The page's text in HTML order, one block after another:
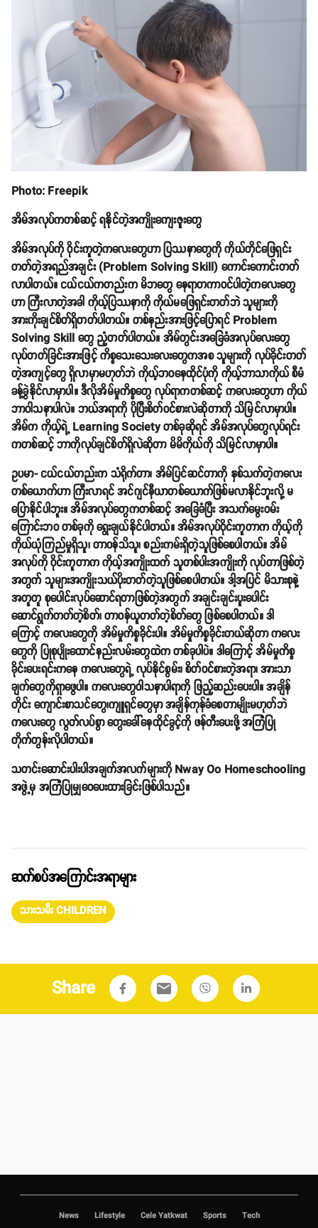
Photo: Freepik
အိမ်အလုပ်ကတစ်ဆင့် ရနိုင်တဲ့အကျိုးကျေးဇူးတွေ
အိမ်အလုပ်ကို ဝိုင်းကူတဲ့ကလေးတွေဟာ ပြဿနာတွေကို ကိုယ်တိုင်ဖြေရှင်း
တတ်တဲ့အရည်အချင်း (Problem Solving Skill) ကောင်းကောင်းတတ်
လာပါတယ်။ ငယ်ငယ်ကတည်းက မိဘတွေ နေရာတကာဝင်ပါတဲ့ကလေးတွေ
ဟာ ကြီးလာတဲ့အခါ ကိုယ့်ပြဿနာကို ကိုယ်မဖြေရှင်းတတ်ဘဲ သူများကို
အားကိုးချင်စိတ်ရှိတတ်ပါတယ်။ တစ်နည်းအားဖြင့်ပြောရင် Problem
Solving Skill တွေ ညံ့တတ်ပါတယ်။ အိမ်တွင်းအခြေခံအလုပ်လေးတွေ
လုပ်တတ်ခြင်းအားဖြင့် ကိစ္စသေးသေးလေးတွေကအစ သူများကို လုပ်ခိုင်းတတ်
တဲ့အကျင့်တွေ ရှိလာမှာမဟုတ်ဘဲ ကိုယ့်ဘဝနေထိုင်ပုံကို ကိုယ့်ဘာသာကိုယ် စီမံ
ခန့်ခွဲနိုင်လာမှာပါ။ ဒီလိုအိမ်မှုကိစ္စတွေ လုပ်ရာကတစ်ဆင့် ကလေးတွေဟာ ကိုယ်
ဘာဝါသနာပါလဲ။ ဘယ်အရာကို ပိုပြီးစိတ်ဝင်စားလဲဆိုတာကို သိမြင်လာမှာပါ။
အိမ်က ကိုယ့်ရဲ့ Learning Society တစ်ခုဆိုရင် အိမ်အလုပ်တွေလုပ်ရင်း
ကတစ်ဆင့် ဘာကိုလုပ်ချင်စိတ်ရှိလဲဆိုတာ မိမိကိုယ်ကို သိမြင်လာမှာပါ။
ဥပမာ- ငယ်ငယ်တည်းက သံရိုက်တာ၊ အိမ်ပြင်ဆင်တာကို နှစ်သက်တဲ့ကလေး
တစ်ယောက်ဟာ ကြီးလာရင် အင်ဂျင်နီယာတစ်ယောက်ဖြစ်မလာနိုင်ဘူးလို့ မ
ပြောနိုင်ပါဘူး။ အိမ်အလုပ်တွေကတစ်ဆင့် အခြေခံပြီး အသက်မွေးဝမ်း
ကြောင်းဘ၀ တစ်ခုကို ရွေးချယ်နိုင်ပါတယ်။ အိမ်အလုပ်ဝိုင်းကူတာက ကိုယ့်ကို
ကိုယ်ယုံကြည်မှုရှိသူ၊ တာဝန်သိသူ၊ စည်းကမ်းရှိတဲ့သူဖြစ်စေပါတယ်။ အိမ်
အလုပ်ကို ဝိုင်းကူတာက ကိုယ့်အကျိုးထက် သူတစ်ပါးအကျိုးကို လုပ်တာဖြစ်တဲ့
အတွက် သူများအကျိုးသယ်ပိုးတတ်တဲ့သူဖြစ်စေပါတယ်။ ဒါ့အပြင် မိသားစုနဲ့
အတူတူ စုပေါင်းလုပ်ဆောင်ရတာဖြစ်တဲ့အတွက် အချင်းချင်းပူးပေါင်း
ဆောင်ရွက်တတ်တဲ့စိတ်၊ တာဝန်ယူတတ်တဲ့စိတ်တွေ ဖြစ်စေပါတယ်။ ဒါ
ကြောင့် ကလေးတွေကို အိမ်မှုကိစ္စခိုင်းပါ။ အိမ်မှုကိစ္စခိုင်းတယ်ဆိုတာ ကလေး
တွေကို ပြုစုပျိုးထောင်နည်းလမ်းတွေထဲက တစ်ခုပါပဲ။ ဒါကြောင့် အိမ်မှုကိစ္စ
ခိုင်းပေးရင်းကနေ ကလေးတွေရဲ့ လုပ်နိုင်စွမ်း၊ စိတ်ဝင်စားတဲ့အရာ၊ အားသာ
ချက်တွေကိုရှာဖွေပါ။ ကလေးတွေဝါသနာပါရာကို ဖြည့်ဆည်းပေးပါ။ အချိန်
တိုင်း ကျောင်းစာသင်တွေ၊ကျူရှင်တွေမှာ အချိန်ကုန်ခံစေတာမျိုးမဟုတ်ဘဲ
ကလေးတွေ လွတ်လပ်စွာ တွေးခေါ်နေထိုင်ခွင့်ကို ဖန်တီးပေးဖို့ အကြံပြု
တိုက်တွန်းလိုပါတယ်။
သတင်းဆောင်းပါးပါအချက်အလက်များကို Nway Oo Homeschooling
အဖွဲ့မှ အကြံပြုမျှဝေပေးထားခြင်းဖြစ်ပါသည်။
ဆက်စပ်အကြောင်းအရာများ
သားသမီး CHILDREN
Share email
News Lifestyle Cele Yatkwat Sports Tech